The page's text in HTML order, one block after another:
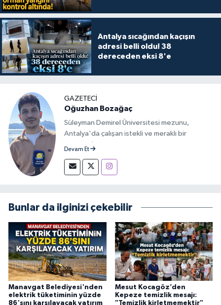
Antalya sıcağından kaçışın
adresi belli oldu! 38
dereceden eksi 8'e
GAZETECİ
Oğuzhan Bozağaç
Süleyman Demirel Üniversitesi mezunu,
Antalya'da çalışan istekli ve meraklı bir
gazeteci.
Devam Et
Bunlar da ilginizi çekebilir
Manavgat Belediyesi'nden
elektrik tüketiminin yüzde
86'sını karşılayacak yatırım
Mesut Kocagöz’den
Kepeze temizlik mesajı:
"Temizlik kirletmemektir"